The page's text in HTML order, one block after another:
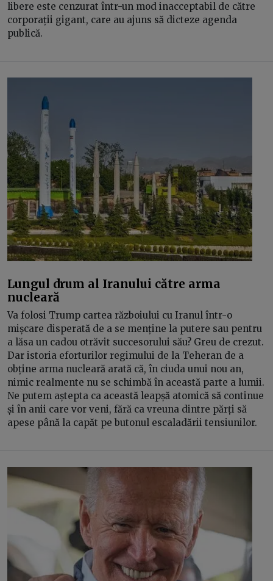
libere este cenzurat într-un mod inacceptabil de către
corporații gigant, care au ajuns să dicteze agenda
publică.
Lungul drum al Iranului către arma
nucleară
Va folosi Trump cartea războiului cu Iranul într-o
mișcare disperată de a se menține la putere sau pentru
a lăsa un cadou otrăvit succesorului său? Greu de crezut.
Dar istoria eforturilor regimului de la Teheran de a
obține arma nucleară arată că, în ciuda unui nou an,
nimic realmente nu se schimbă în această parte a lumii.
Ne putem aștepta ca această leapșă atomică să continue
și în anii care vor veni, fără ca vreuna dintre părți să
apese până la capăt pe butonul escaladării tensiunilor.